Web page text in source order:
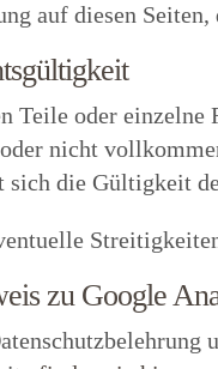
auf diesen
Teile oder einzelne
nicht
sich die Gültigkeit
zu Google